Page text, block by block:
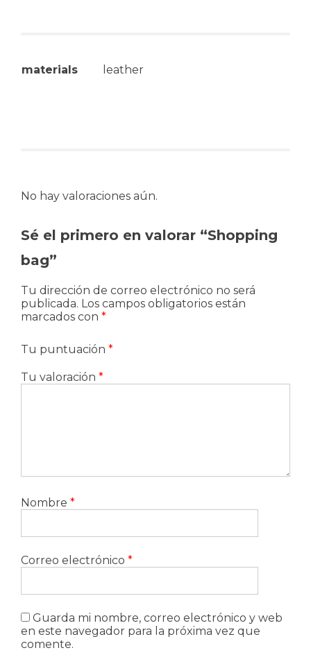
materials leather
No hay valoraciones aún.
Sé el primero en valorar “Shopping
bag”
Tu dirección de correo electrónico no será
publicada. Los campos obligatorios están
marcados con *
Tu puntuación *
Tu valoración *
Nombre *
Correo electrónico *
Guarda mi nombre, correo electrónico y web
en este navegador para la próxima vez que
comente.